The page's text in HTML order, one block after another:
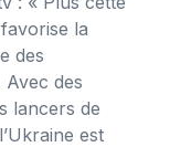
la
des
des
lancers de
est